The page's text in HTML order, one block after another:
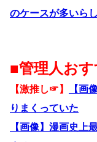
のケースが多いら
■管理人お
【激推し☞】
【画
りまくっていた
【画像】漫画史上